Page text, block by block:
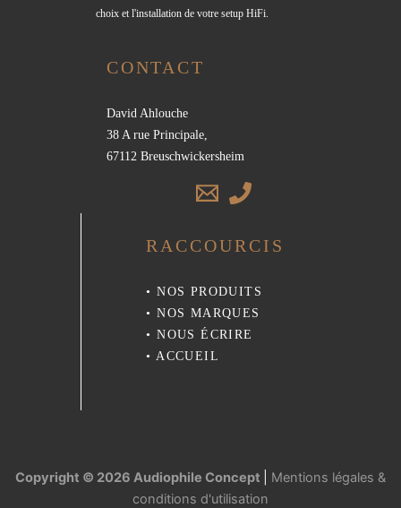
choix et l'installation de votre setup HiFi.
CONTACT
David Ahlouche
38 A rue Principale,
67112 Breuschwickersheim
RACCOURCIS
•NOS PRODUITS
•NOS MARQUES
•NOUS ÉCRIRE
• ACCUEIL
Copyright © 2026 Audiophile Concept
Mentions légales &
conditions d'utilisation